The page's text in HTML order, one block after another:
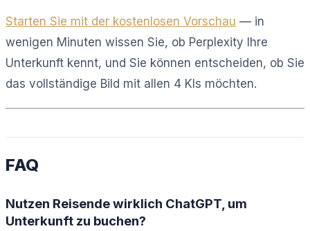
Starten Sie mit der kostenlosen Vorschau — in
wenigen Minuten wissen Sie, ob Perplexity Ihre
Unterkunft kennt, und Sie können entscheiden, ob Sie
das vollständige Bild mit allen 4 KIs möchten.
FAQ
Nutzen Reisende wirklich ChatGPT, um
Unterkunft zu buchen?